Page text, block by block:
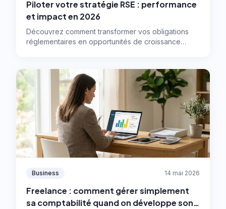
Piloter votre stratégie RSE : performance
et impact en 2026
Découvrez comment transformer vos obligations
réglementaires en opportunités de croissance
Business 14 mai 2026
Freelance : comment gérer simplement
sa comptabilité quand on développe son